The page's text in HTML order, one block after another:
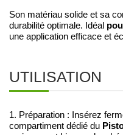
Son matériau solide et sa
durabilité optimale. Idéal
une application efficace et
UTILISATION
1. Préparation : Insérez
compartiment dédié du